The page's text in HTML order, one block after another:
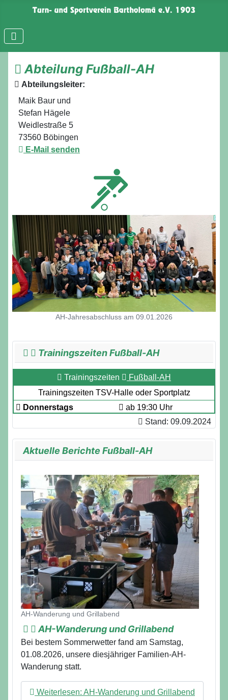
Abteilung Fußball-AH
Abteilungsleiter:
Maik Baur und
Stefan Hägele
Weidlestraße 5
73560 Böbingen
E-Mail senden
AH-Jahresabschluss am 09.01.2026
Trainingszeiten Fußball-AH
Trainingszeiten
Fußball-AH
Trainingszeiten TSV-Halle oder Sportplatz
Donnerstags
ab 19:30 Uhr
Stand: 09.09.2024
Aktuelle Berichte Fußball-AH
Details
AH-Wanderung und Grillabend
AH-Wanderung und Grillabend
Bei bestem Sommerwetter fand am Samstag,
01.08.2026, unsere diesjähriger Familien-AH-
Wanderung statt.
Weiterlesen: AH-Wanderung und Grillabend